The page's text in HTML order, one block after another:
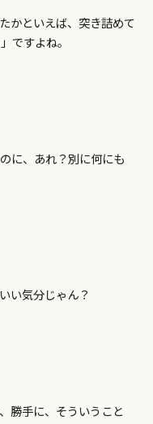
かといえば、突き詰めて
ですよね。
に、あれ？別に何にも
い気分じゃん？
勝手に、そういうこと